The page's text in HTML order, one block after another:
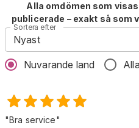
Alla omdömen som
publicerade – exakt så som
Sortera efter
Nyast
Nuvarande land
"Bra service"